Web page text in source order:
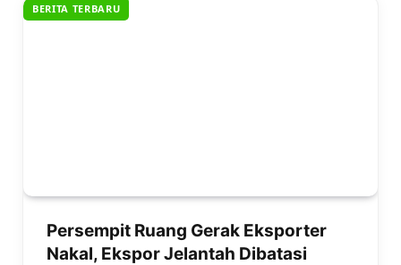
BERITA TERBARU
Persempit Ruang Gerak Eksporter
Nakal, Ekspor Jelantah Dibatasi